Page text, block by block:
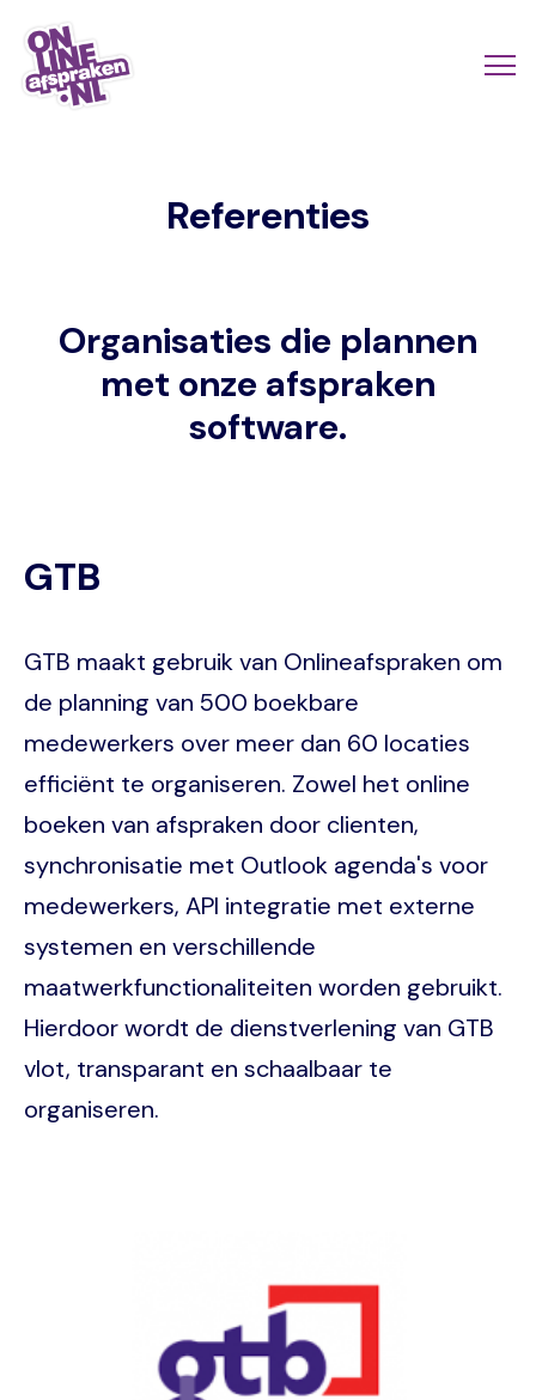
Skip
main
Referenties
Organisaties die plannen
met onze afspraken
software.
GTB
GTB maakt gebruik van Onlineafspraken om
de planning van 500 boekbare
medewerkers over meer dan 60 locaties
efficiënt te organiseren. Zowel het online
boeken van afspraken door clienten,
synchronisatie met Outlook agenda's voor
medewerkers, API integratie met externe
systemen en verschillende
maatwerkfunctionaliteiten worden gebruikt.
Hierdoor wordt de dienstverlening van GTB
vlot, transparant en schaalbaar te
organiseren.